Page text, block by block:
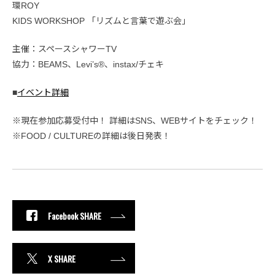
環ROY
KIDS WORKSHOP 「リズムと言葉で遊ぶ会」
主催：スペースシャワーTV
協力：BEAMS、Levi’s®、instax/チェキ
■イベント詳細
※現在参加応募受付中！ 詳細はSNS、WEBサイトをチェック！
※FOOD / CULTUREの詳細は後日発表！
Facebook SHARE
X SHARE